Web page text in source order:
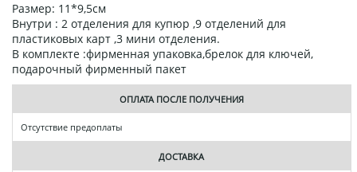
Размер: 11*9,5см
Внутри : 2 отделения для купюр ,9 отделений для
пластиковых карт ,3 мини отделения.
В комплекте :фирменная упаковка,брелок для ключей,
подарочный фирменный пакет
ОПЛАТА ПОСЛЕ ПОЛУЧЕНИЯ
Отсутствие предоплаты
ДОСТАВКА